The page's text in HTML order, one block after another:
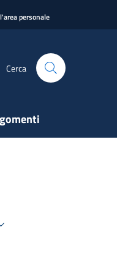
personale
Cerca